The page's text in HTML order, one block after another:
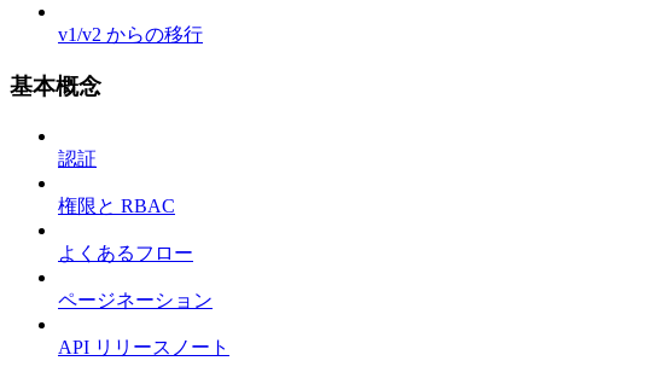
v1/v2 からの移行
基本概念
認証
権限と RBAC
よくあるフロー
ページネーション
API リリースノート